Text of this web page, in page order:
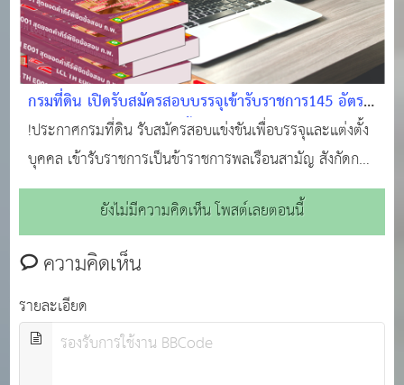
กรมที่ดิน เปิดรับสมัครสอบบรรจุเข้ารับราชการ145 อัตรา
รับสมัครทางอินเทอร์เน็ต ตั้งแต่วันที่ 4 - 24 มิถุนายน
2567
!ประกาศกรมที่ดิน รับสมัครสอบแข่งขันเพื่อบรรจุและแต่งตั้ง
บุคคล เข้ารับราชการเป็นข้าราชการพลเรือนสามัญ สังกัดกรม
ที่ดิน กรมที่ดิน เปิดรับสมัครสอบบรรจุเข้ารับราชการ 145
อัตรา รับสมัครทางอินเทอร์เน็ต ตั้งแต่วันที่ 4 - 24 มิถุนายน
2567 การรับสมัครสอบ ผู้ประสงค์
ยังไม่มีความคิดเห็น โพสต์เลยตอนนี้
ความคิดเห็น
รายละเอียด